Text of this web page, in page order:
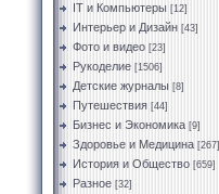
IT и Компьютеры [12]
Интерьер и Дизайн [43]
Фото и видео [23]
Рукоделие [1506]
Детские журналы [8]
Путешествия [44]
Бизнес и Экономика [9]
Здоровье и Медицина [267]
История и Общество [659]
Разное [32]